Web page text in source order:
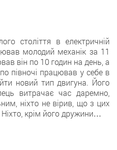
століття в електричній
молодий механік за 11
він по 10 годин на день, а
півночі працював у себе в
новий тип двигуна. Його
витрачає час даремно,
ніхто не вірив, що з цих
крім його дружини…